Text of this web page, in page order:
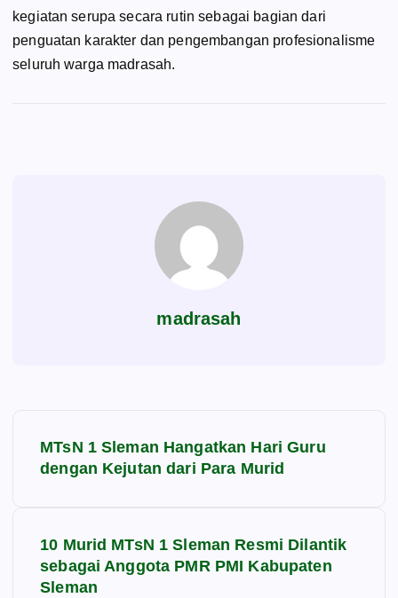
kegiatan serupa secara rutin sebagai bagian dari
penguatan karakter dan pengembangan profesionalisme
seluruh warga madrasah.
madrasah
MTsN 1 Sleman Hangatkan Hari Guru
dengan Kejutan dari Para Murid
10 Murid MTsN 1 Sleman Resmi Dilantik
sebagai Anggota PMR PMI Kabupaten
Sleman